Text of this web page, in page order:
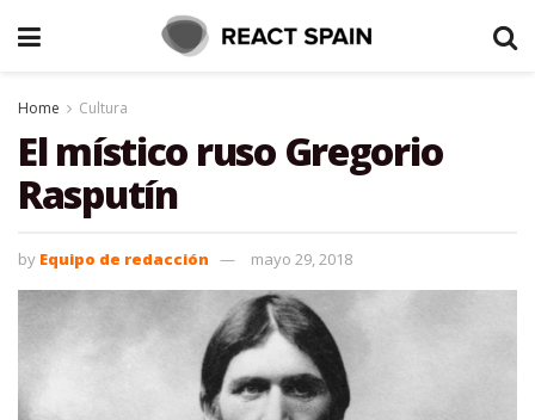
Home Cultura
El místico ruso Gregorio
Rasputín
by Equipo de redacción mayo 29, 2018